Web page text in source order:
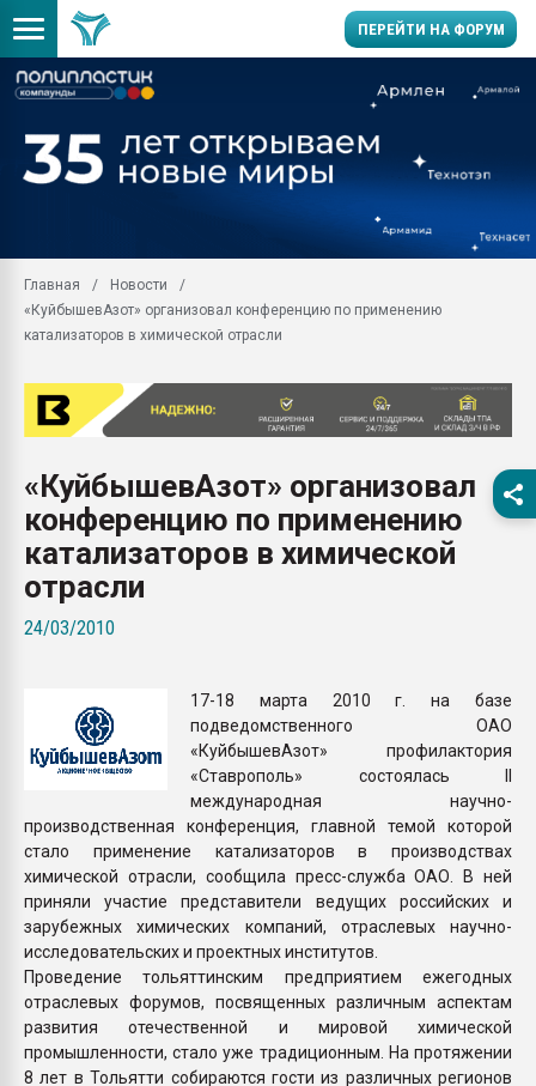
ПЕРЕЙТИ НА ФОРУМ
производство SPC
заводу пластмасс"
28.07.2026
первый план в
28.07.2026
ситуацией на
Всё, что касается
Главная
Новости
«КуйбышевАзот» организовал конференцию по применению
катализаторов в химической отрасли
«КуйбышевАзот» организовал
конференцию по применению
катализаторов в химической
отрасли
24/03/2010
17-18 марта 2010 г. на базе
подведомственного ОАО
«КуйбышевАзот» профилактория
«Ставрополь» состоялась II
международная научно-
производственная конференция, главной темой которой
стало применение катализаторов в производствах
химической отрасли, сообщила пресс-служба ОАО. В ней
приняли участие представители ведущих российских и
зарубежных химических компаний, отраслевых научно-
исследовательских и проектных институтов.
Проведение тольяттинским предприятием ежегодных
отраслевых форумов, посвященных различным аспектам
развития отечественной и мировой химической
промышленности, стало уже традиционным. На протяжении
8 лет в Тольятти собираются гости из различных регионов